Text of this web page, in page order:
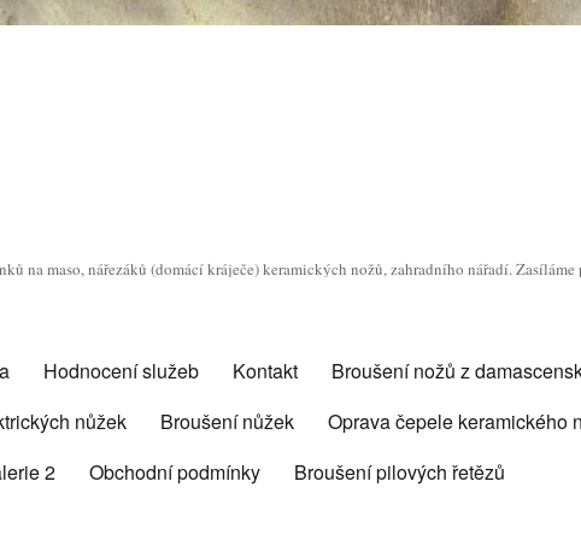
na maso, nářezáků (domácí kráječe) keramických nožů, zahradního nářadí. Zasíláme
Hodnocení služeb Kontakt Broušení nožů z
nůžek Broušení nůžek Oprava čepele keramického
2 Obchodní podmínky Broušení pilových řetězů